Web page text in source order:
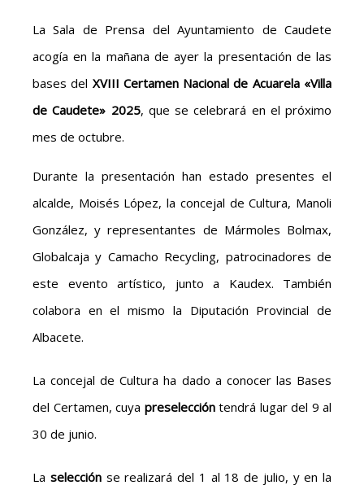
La Sala de Prensa del Ayuntamiento de Caudete
acogía en la mañana de ayer la presentación de las
bases del XVIII Certamen Nacional de Acuarela «Villa
de Caudete» 2025, que se celebrará en el próximo
mes de octubre.
Durante la presentación han estado presentes el
alcalde, Moisés López, la concejal de Cultura, Manoli
González, y representantes de Mármoles Bolmax,
Globalcaja y Camacho Recycling, patrocinadores de
este evento artístico, junto a Kaudex. También
colabora en el mismo la Diputación Provincial de
Albacete.
La concejal de Cultura ha dado a conocer las Bases
del Certamen, cuya preseleccióntendrá lugar del 9 al
30 de junio.
La selecciónse realizará del 1 al 18 de julio, y en la